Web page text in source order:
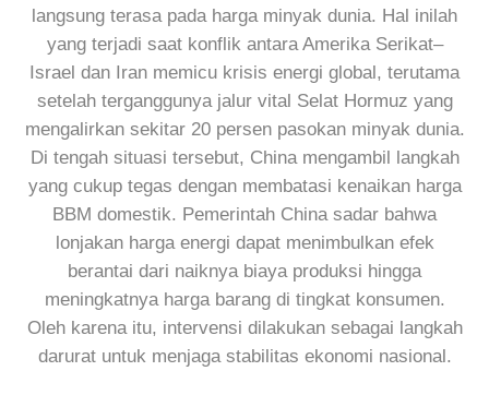
langsung terasa pada harga minyak dunia. Hal inilah
yang terjadi saat konflik antara Amerika Serikat–
Israel dan Iran memicu krisis energi global, terutama
setelah terganggunya jalur vital Selat Hormuz yang
mengalirkan sekitar 20 persen pasokan minyak dunia.
Di tengah situasi tersebut, China mengambil langkah
yang cukup tegas dengan membatasi kenaikan harga
BBM domestik. Pemerintah China sadar bahwa
lonjakan harga energi dapat menimbulkan efek
berantai dari naiknya biaya produksi hingga
meningkatnya harga barang di tingkat konsumen.
Oleh karena itu, intervensi dilakukan sebagai langkah
darurat untuk menjaga stabilitas ekonomi nasional.